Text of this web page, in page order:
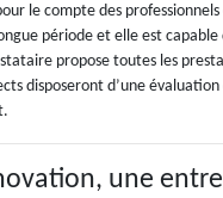
le compte des
période et elle est capable
propose toutes les
disposeront d’une
une